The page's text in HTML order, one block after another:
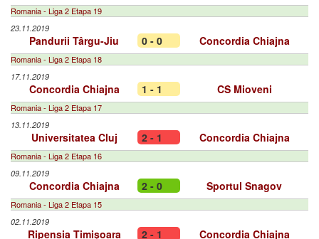
Romania - Liga 2 Etapa 19
23.11.2019
Pandurii Târgu-Jiu 0 - 0 Concordia Chiajna
Romania - Liga 2 Etapa 18
17.11.2019
Concordia Chiajna 1 - 1 CS Mioveni
Romania - Liga 2 Etapa 17
13.11.2019
Universitatea Cluj 2 - 1 Concordia Chiajna
Romania - Liga 2 Etapa 16
09.11.2019
Concordia Chiajna 2 - 0 Sportul Snagov
Romania - Liga 2 Etapa 15
02.11.2019
Ripensia Timișoara 2 - 1 Concordia Chiajna